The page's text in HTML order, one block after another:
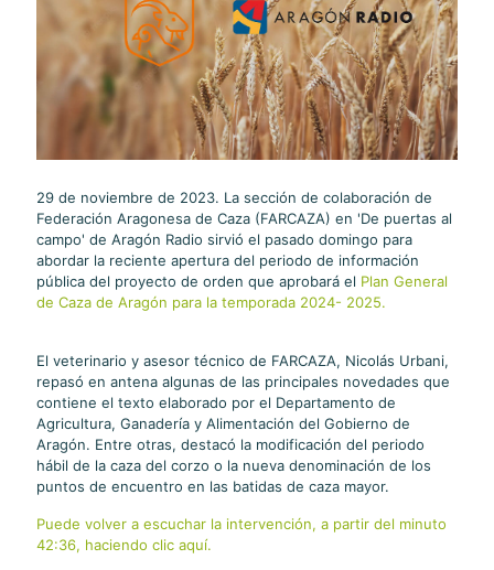
29 de noviembre de 2023. La sección de colaboración de
Federación Aragonesa de Caza (FARCAZA) en 'De puertas al
campo' de Aragón Radio sirvió el pasado domingo para
abordar la reciente apertura del periodo de información
pública del proyecto de orden que aprobará el Plan General
de Caza de Aragón para la temporada 2024- 2025.
El veterinario y asesor técnico de FARCAZA, Nicolás Urbani,
repasó en antena algunas de las principales novedades que
contiene el texto elaborado por el Departamento de
Agricultura, Ganadería y Alimentación del Gobierno de
Aragón. Entre otras, destacó la modificación del periodo
hábil de la caza del corzo o la nueva denominación de los
puntos de encuentro en las batidas de caza mayor.
Puede volver a escuchar la intervención, a partir del minuto
42:36, haciendo clic aquí.